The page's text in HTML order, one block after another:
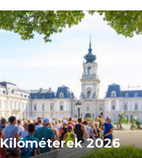
2026